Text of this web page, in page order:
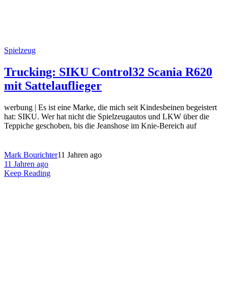
Spielzeug
Trucking: SIKU Control32 Scania R620
mit Sattelauflieger
werbung | Es ist eine Marke, die mich seit Kindesbeinen begeistert
hat: SIKU. Wer hat nicht die Spielzeugautos und LKW über die
Teppiche geschoben, bis die Jeanshose im Knie-Bereich auf
Mark Bourichter11 Jahren ago
11 Jahren ago
Keep Reading